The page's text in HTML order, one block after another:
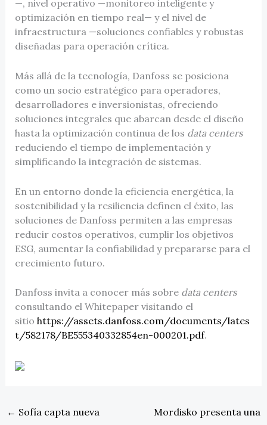
—, nivel operativo —monitoreo inteligente y
optimización en tiempo real— y el nivel de
infraestructura —soluciones confiables y robustas
diseñadas para operación crítica.
Más allá de la tecnología, Danfoss se posiciona
como un socio estratégico para operadores,
desarrolladores e inversionistas, ofreciendo
soluciones integrales que abarcan desde el diseño
hasta la optimización continua de los data centers
reduciendo el tiempo de implementación y
simplificando la integración de sistemas.
En un entorno donde la eficiencia energética, la
sostenibilidad y la resiliencia definen el éxito, las
soluciones de Danfoss permiten a las empresas
reducir costos operativos, cumplir los objetivos
ESG, aumentar la confiabilidad y prepararse para el
crecimiento futuro.
Danfoss invita a conocer más sobre data centers
consultando el Whitepaper visitando el
sitio https://assets.danfoss.com/documents/lates
t/582178/BE555340332854en-000201.pdf.
← Sofía capta nueva
Mordisko presenta una